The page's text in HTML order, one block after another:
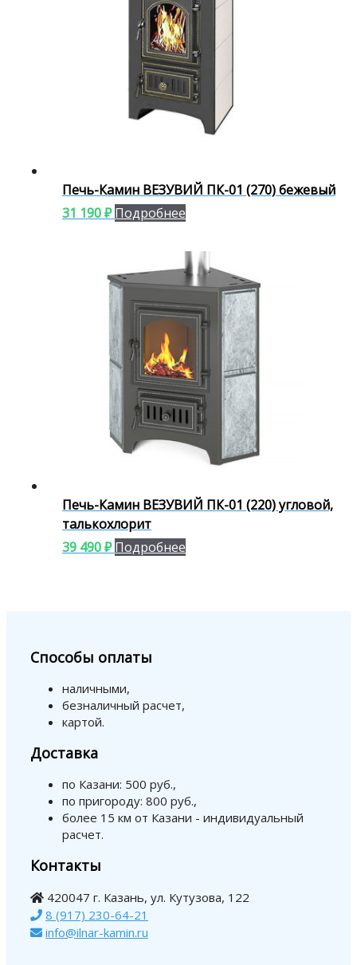
Печь-Камин ВЕЗУВИЙ ПК-01 (270) бежевый
31 190₽ Подробнее
Печь-Камин ВЕЗУВИЙ ПК-01 (220) угловой,
талькохлорит
39 490₽ Подробнее
Способы оплаты
наличными,
безналичный расчет,
картой.
Доставка
по Казани: 500 руб.,
по пригороду: 800 руб.,
более 15 км от Казани - индивидуальный
расчет.
Контакты
420047 г. Казань, ул. Кутузова, 122
8 (917) 230-64-21
info@ilnar-kamin.ru